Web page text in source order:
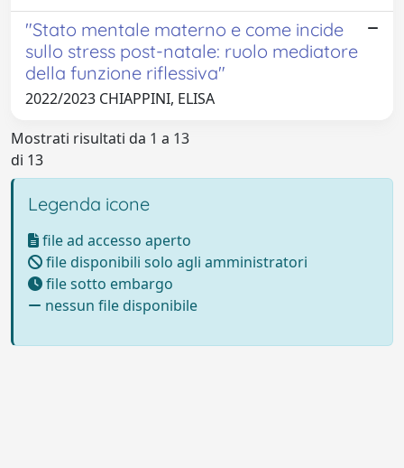
"Stato mentale materno e come incide
sullo stress post-natale: ruolo mediatore
della funzione riflessiva"
2022/2023 CHIAPPINI, ELISA
Mostrati risultati da 1 a 13
di 13
Legenda icone
file ad accesso aperto
file disponibili solo agli amministratori
file sotto embargo
nessun file disponibile